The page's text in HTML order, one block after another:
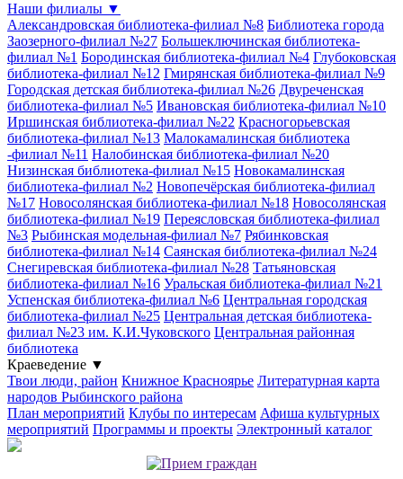
Наши филиалы ▼
Александровская библиотека-филиал №8 Библиотека города
Заозерного-филиал №27 Большеключинская библиотека-
филиал №1 Бородинская библиотека-филиал №4 Глубоковская
библиотека-филиал №12 Гмирянская библиотека-филиал №9
Городская детская библиотека-филиал №26 Двуреченская
библиотека-филиал №5 Ивановская библиотека-филиал №10
Иршинская библиотека-филиал №22 Красногорьевская
библиотека-филиал №13 Малокамалинская библиотека
-филиал №11 Налобинская библиотека-филиал №20
Низинская библиотека-филиал №15 Новокамалинская
библиотека-филиал №2 Новопечёрская библиотека-филиал
№17 Новосолянская библиотека-филиал №18 Новосолянская
библиотека-филиал №19 Переясловская библиотека-филиал
№3 Рыбинская модельная-филиал №7 Рябинковская
библиотека-филиал №14 Саянская библиотека-филиал №24
Снегиревская библиотека-филиал №28 Татьяновская
библиотека-филиал №16 Уральская библиотека-филиал №21
Успенская библиотека-филиал №6 Центральная городская
библиотека-филиал №25 Центральная детская библиотека-
филиал №23 им. К.И.Чуковского Центральная районная
библиотека
Краеведение ▼
Твои люди, район Книжное Красноярье Литературная карта
народов Рыбинского района
План мероприятий Клубы по интересам Афиша культурных
мероприятий Программы и проекты Электронный каталог